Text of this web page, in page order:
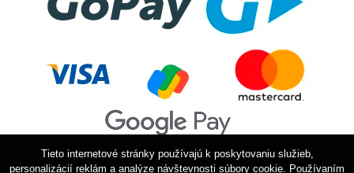
Tieto internetové stránky používajú k poskytovaniu služieb,
personalizácií reklám a analýze návštevnosti súbory cookie. Používaním